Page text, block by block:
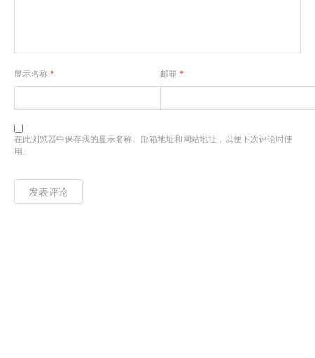
显示名称 * 邮箱*
在此浏览器中保存我的显示名称、邮箱地址和网站地址，以便下次评论时使
用。